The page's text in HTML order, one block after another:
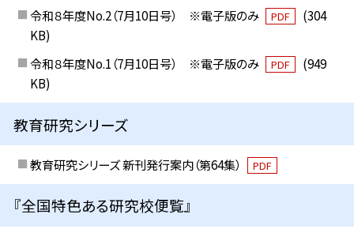
令和８年度No.2（7月10日号） ※電子版のみ
PDF
(304
KB)
令和８年度No.1（7月10日号） ※電子版のみ
PDF
(949
KB)
教育研究シリーズ
教育研究シリーズ 新刊発行案内（第64集） PDF
『全国特色ある研究校便覧』